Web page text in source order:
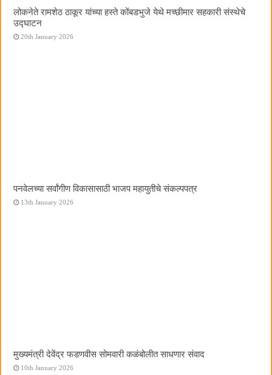
लोकनेते रामशेठ ठाकूर यांच्या हस्ते कोंबडभुजे येथे मच्छीमार सहकारी संस्थेचे
उद्घाटन
20th January 2026
पनवेलच्या सर्वांगीण विकासासाठी भाजप महायुतीचे संकल्पपत्र
13th January 2026
मुख्यमंत्री देवेंद्र फडणवीस सोमवारी कळंबोलीत साधणार संवाद
10th January 2026